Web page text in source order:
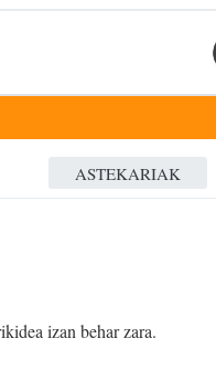
ASTEKARIAK
izan behar zara.